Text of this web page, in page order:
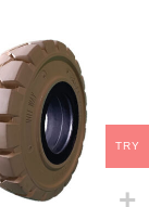
TRY